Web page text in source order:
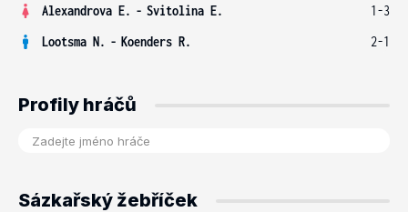
Alexandrova E. - Svitolina E.
1-3
Lootsma N. - Koenders R. 2-1
Profily hráčů
Sázkařský žebříček